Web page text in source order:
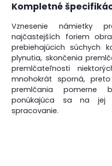
Kompletné
Vznesenie námietky
najčastejších foriem
prebiehajúcich súchych
plynutia, skončenia
premlčateľnosti
mnohokrát sporná,
premlčania
ponúkajúca sa na jej
spracovanie.